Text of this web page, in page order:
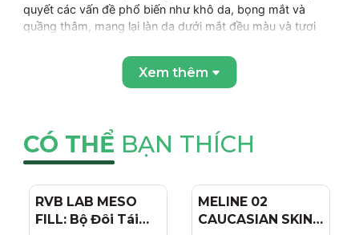
quyết các vấn đề phổ biến như khô da, bọng mắt và
quầng thâm, mang lại làn da dưới mắt đều màu và tươi
Dùng Được Cả Ngày & Đêm:Công thức ổn định cho phép
sử dụng cả vào ban ngày và ban đêm để tối đa hóa hiệu
Làm Dịu & Cấp Ẩm:Chứa các thành phần dưỡng ẩm như
Hyaluronic Acid, Glycerin, Squalane giúp giữ ẩm, mang lại
cảm giác dễ chịu và mềm mại cho vùng mắt.
Công Nghệ Bao Bọc Độc Quyền:Giúp Retinyl Retinoate
ổn định và thẩm thấu sâu, mang lại hiệu quả cao nhất mà
vẫn đảm bảo sự dịu nhẹ.
Xem thêm
CÓ THỂ BẠN THÍCH
- 4%
RVB LAB MESO
FILL: Bộ Đôi Tái
MELINE 02
CAUCASIAN SKIN